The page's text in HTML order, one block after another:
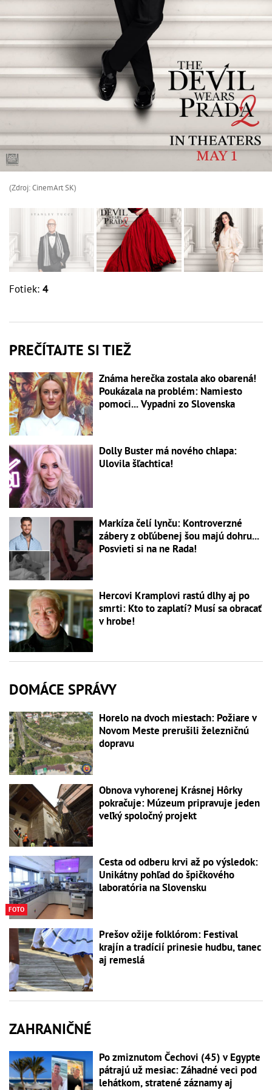
(Zdroj: CinemArt SK)
Fotiek: 4
PREČÍTAJTE SI TIEŽ
Známa herečka zostala ako obarená!
Poukázala na problém: Namiesto
pomoci... Vypadni zo Slovenska
Dolly Buster má nového chlapa:
Ulovila šľachtica!
Markíza čelí lynču: Kontroverzné
zábery z obľúbenej šou majú dohru...
Posvieti si na ne Rada!
Hercovi Kramplovi rastú dlhy aj po
smrti: Kto to zaplatí? Musí sa obracať
v hrobe!
DOMÁCE SPRÁVY
Horelo na dvoch miestach: Požiare v
Novom Meste prerušili železničnú
dopravu
Obnova vyhorenej Krásnej Hôrky
pokračuje: Múzeum pripravuje jeden
veľký spoločný projekt
FOTO
Cesta od odberu krvi až po výsledok:
Unikátny pohľad do špičkového
laboratória na Slovensku
Prešov ožije folklórom: Festival
krajín a tradícií prinesie hudbu, tanec
aj remeslá
ZAHRANIČNÉ
Po zmiznutom Čechovi (45) v Egypte
pátrajú už mesiac: Záhadné veci pod
lehátkom, stratené záznamy aj